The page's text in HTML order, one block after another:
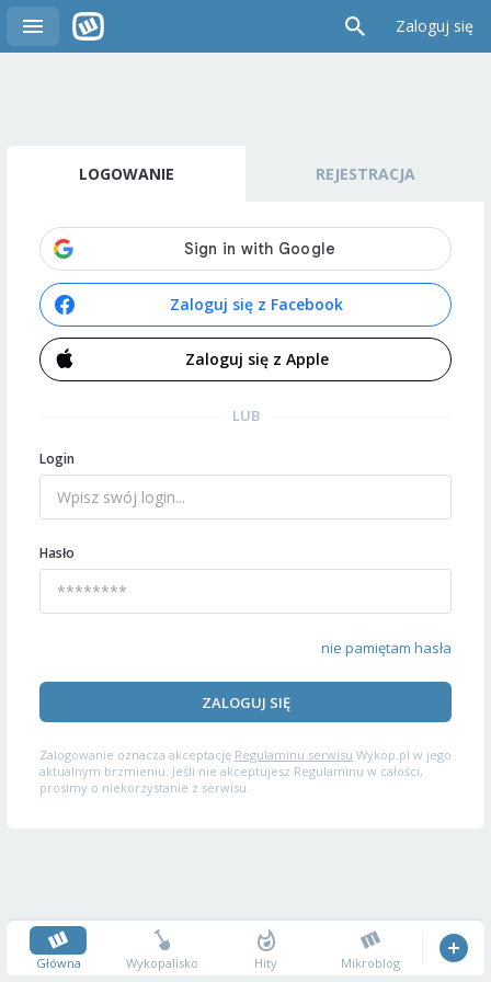
Zaloguj się
LOGOWANIE REJESTRACJA
Zaloguj się z Facebook
Zaloguj się z Apple
LUB
Login
Hasło
nie pamiętam hasła
ZALOGUJ SIĘ
Zalogowanie oznacza akceptację Regulaminu serwisu Wykop.pl w jego
aktualnym brzmieniu. Jeśli nie akceptujesz Regulaminu w całości,
prosimy o niekorzystanie z serwisu.
Główna Wykopalisko Hity Mikroblog